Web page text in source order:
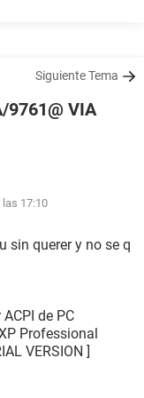
Siguiente Tema
9761@ VIA
las 17:10
sin querer y no se q
de PC
Professional
VERSION ]